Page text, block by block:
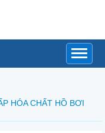
HÓA CHẤT HỒ BƠI